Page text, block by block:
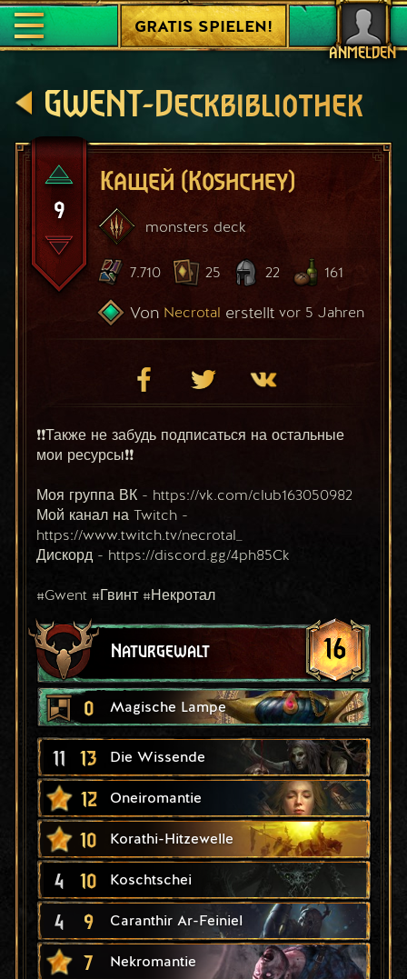
ANMELDEN
GRATIS SPIELEN!
GWENT-Deckbibliothek
9
Кащей (Koshchey)
monsters deck
7.710 25 22 161
Von Necrotal erstellt vor 5 Jahren
Naturgewalt 16
0 Magische Lampe
11 13 Die Wissende
12 Oneiromantie
10 Korathi-Hitzewelle
4 10 Koschtschei
4 9 Caranthir Ar-Feiniel
7 Nekromantie
❗❗Также не забудь подписаться на остальные
мои ресурсы❗❗
Моя группа ВК - https://vk.com/club163050982
Мой канал на Twitch -
https://www.twitch.tv/necrotal_
Дискорд - https://discord.gg/4ph85Ck
#Gwent #Гвинт #Некротал